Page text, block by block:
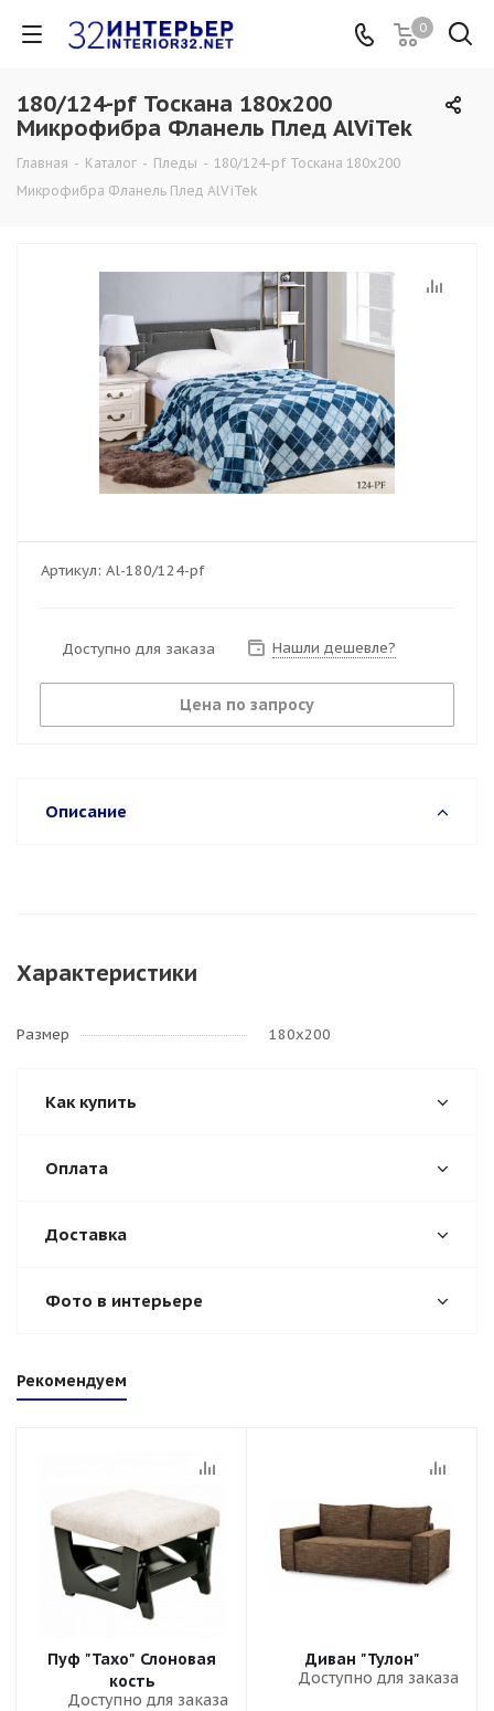
0
180/124-pf Тоскана 180х200
Микрофибра Фланель Плед AlViTek
Главная - Каталог - Пледы - 180/124-pf Тоскана 180х200
Микрофибра Фланель Плед AlViTek
Артикул: Al-180/124-pf
Доступно для заказа Нашли дешевле?
Цена по запросу
Описание
Характеристики
Размер 180х200
Как купить
Оплата
Доставка
Фото в интерьере
Рекомендуем
Пуф "Тахо" Слоновая
кость
Доступно для заказа
Диван "Тулон"
Доступно для заказа